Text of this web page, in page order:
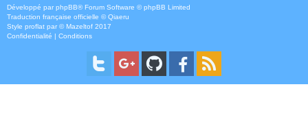
Développé par phpBB® Forum Software © phpBB Limited
Traduction française officielle ©Qiaeru
Style proflat par ©Mazeltof 2017
Confidentialité | Conditions